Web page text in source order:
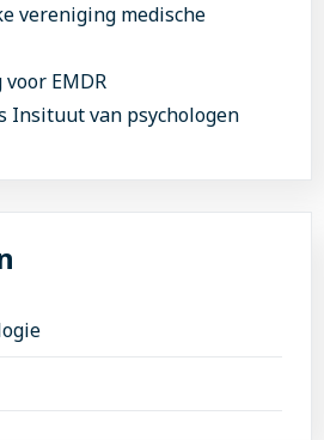
vereniging medische
EMDR
Insituut van psychologen